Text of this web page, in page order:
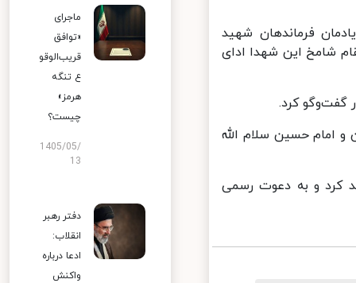
فرماندهان شهید
شامخ این شهدا ادای
کرد.
امام حسین سلام الله
کرد و به دعوت رسمی
ماجرای
«توافق
قریب‌الوقو
ع تنگه
هرمز»
چیست؟
1405/05/
13
دفتر رهبر
انقلاب:
ادعا درباره
واکنش